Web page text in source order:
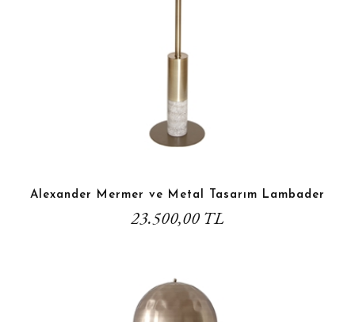
Alexander Mermer ve Metal Tasarım Lambader
23.500,00 TL